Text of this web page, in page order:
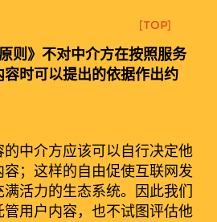
[TOP]
则》不对中介方在按照服务
时可以提出的依据作出约
的中介方应该可以自行决定他
；这样的自由促使互联网发
活力的生态系统。因此我们
用户内容，也不试图评估他